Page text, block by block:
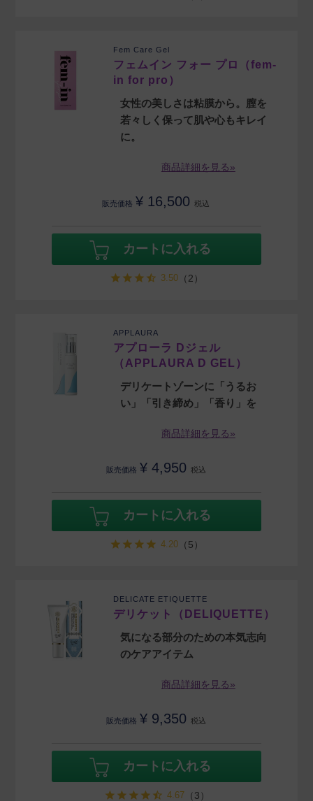
Fem Care Gel
フェムイン フォー プロ（fem-
in for pro）
女性の美しさは粘膜から。膣を
若々しく保って肌や心もキレイ
に。
商品詳細を見る»
販売価格 ¥ 16,500 税込
カートに入れる
3.50 （2）
APPLAURA
アプローラ Dジェル
（APPLAURA D GEL）
デリケートゾーンに「うるお
い」「引き締め」「香り」を
商品詳細を見る»
販売価格 ¥ 4,950 税込
カートに入れる
4.20 （5）
DELICATE ETIQUETTE
デリケット（DELIQUETTE）
気になる部分のための本気志向
のケアアイテム
商品詳細を見る»
販売価格 ¥ 9,350 税込
カートに入れる
4.67（3）